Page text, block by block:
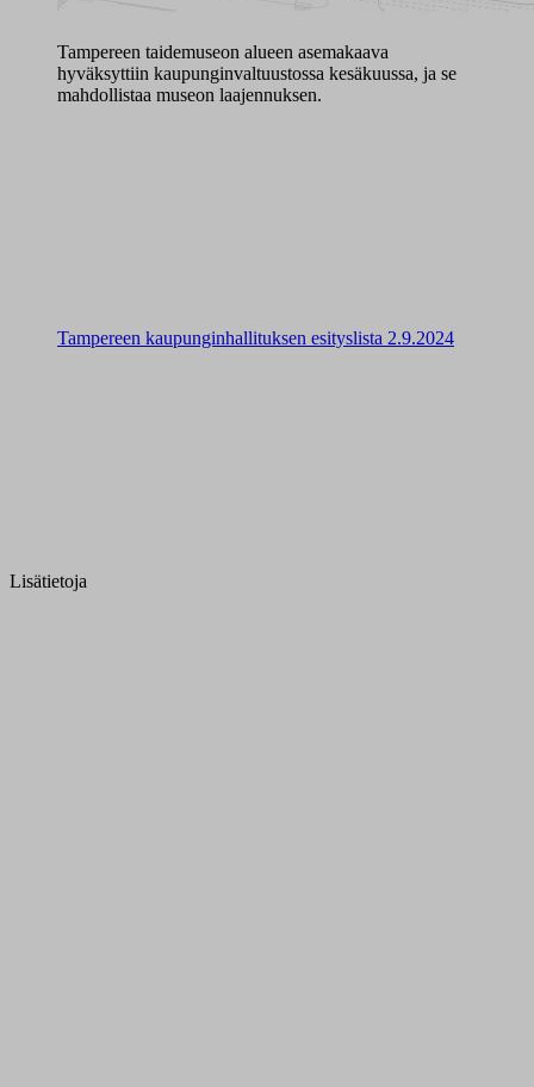
Tampereen taidemuseon alueen asemakaava
hyväksyttiin kaupunginvaltuustossa kesäkuussa, ja se
mahdollistaa museon laajennuksen.
Tampereen kaupunginhallituksen esityslista 2.9.2024
Lisätietoja